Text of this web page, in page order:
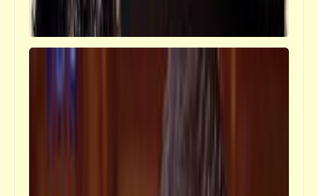
المواطن المصري الغلبان: هل هو جاني أم مجني